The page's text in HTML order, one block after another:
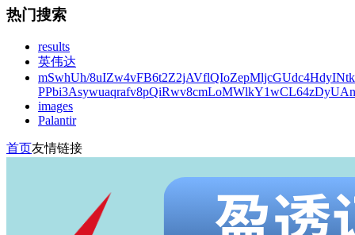
热门搜索
results
英伟达
mSwhUh/
images
Palantir
首页友情链接